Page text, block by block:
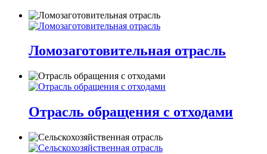
Ломозаготовительная отрасль
Отрасль обращения с отходами